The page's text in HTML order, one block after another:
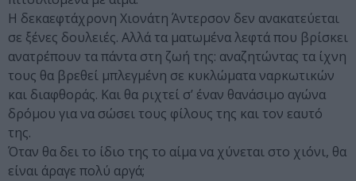
Η δεκαεφτάχρονη Χιονάτη Άντερσον δεν ανακατεύεται
σε ξένες δουλειές. Αλλά τα ματωμένα λεφτά που βρίσκει
ανατρέπουν τα πάντα στη ζωή της: αναζητώντας τα ίχνη
τους θα βρεθεί μπλεγμένη σε κυκλώματα ναρκωτικών
και διαφθοράς. Και θα ριχτεί σ’ έναν θανάσιμο αγώνα
δρόμου για να σώσει τους φίλους της και τον εαυτό
της.
Όταν θα δει το ίδιο της το αίμα να χύνεται στο χιόνι, θα
είναι άραγε πολύ αργά;